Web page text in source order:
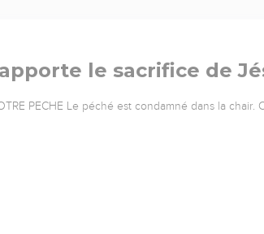
le sacrifice de
PECHE Le péché est condamné dans la chair.